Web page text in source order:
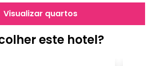
este hotel?
Visualizar quartos